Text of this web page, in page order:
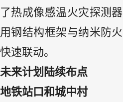
了热成像感温火灾探测
用钢结构框架与纳米防
快速联动。
未来计划陆续布点
地铁站口和城中村